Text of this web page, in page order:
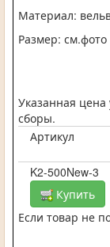
Материал:
Размер: см.фото
Указанная
сборы.
Артикул
K2-500New-3
Купить
Если товар не